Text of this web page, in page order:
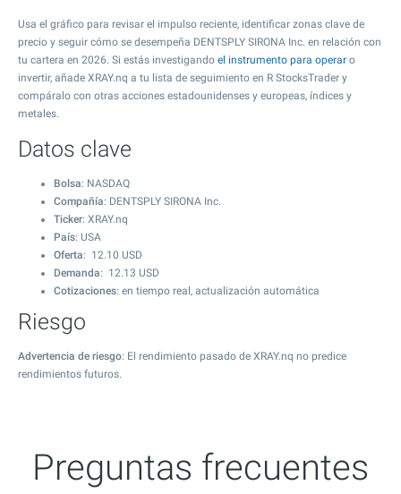
Usa el gráfico para revisar el impulso reciente, identificar zonas clave de
precio y seguir cómo se desempeña DENTSPLY SIRONA Inc. en relación con
tu cartera en 2026. Si estás investigando el instrumento para operar o
invertir, añade XRAY.nq a tu lista de seguimiento en R StocksTrader y
compáralo con otras acciones estadounidenses y europeas, índices y
metales.
Datos clave
Bolsa: NASDAQ
Compañía: DENTSPLY SIRONA Inc.
Ticker: XRAY.nq
País: USA
Oferta: 12.10 USD
Demanda: 12.13 USD
Cotizaciones: en tiempo real, actualización automática
Riesgo
Advertencia de riesgo: El rendimiento pasado de XRAY.nq no predice
rendimientos futuros.
Preguntas frecuentes